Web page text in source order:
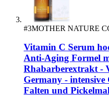
#3MOTHER NATURE
Vitamin C Serum
Anti-Aging Formel
Rhabarberextrakt -
Germany - intensive
Falten und